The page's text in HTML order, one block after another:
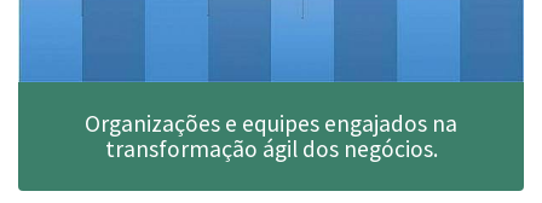
Organizações e equipes engajados na
transformação ágil dos negócios.